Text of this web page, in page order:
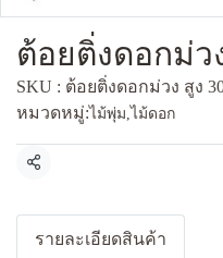
ต้อยติ่งดอกม่ว
SKU : ต้อยติ่งดอกม่วง สูง
หมวดหมู่:ไม้พุ่ม,ไม้ดอก
แชร์
รายละเอียดสินค้า